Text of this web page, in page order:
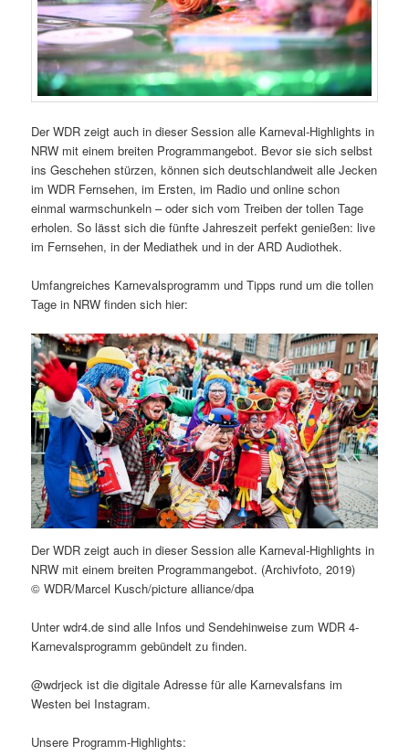
Der WDR zeigt auch in dieser Session alle Karneval-Highlights in
NRW mit einem breiten Programmangebot. Bevor sie sich selbst
ins Geschehen stürzen, können sich deutschlandweit alle Jecken
im WDR Fernsehen, im Ersten, im Radio und online schon
einmal warmschunkeln – oder sich vom Treiben der tollen Tage
erholen. So lässt sich die fünfte Jahreszeit perfekt genießen: live
im Fernsehen, in der Mediathek und in der ARD Audiothek.
Umfangreiches Karnevalsprogramm und Tipps rund um die tollen
Tage in NRW finden sich hier:
Der WDR zeigt auch in dieser Session alle Karneval-Highlights in
NRW mit einem breiten Programmangebot. (Archivfoto, 2019)
© WDR/Marcel Kusch/picture alliance/dpa
Unter wdr4.de sind alle Infos und Sendehinweise zum WDR 4-
Karnevalsprogramm gebündelt zu finden.
@wdrjeck ist die digitale Adresse für alle Karnevalsfans im
Westen bei Instagram.
Unsere Programm-Highlights: